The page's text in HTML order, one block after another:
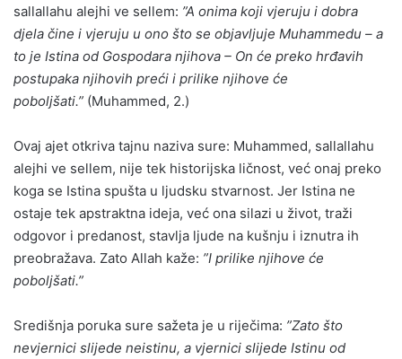
sallallahu alejhi ve sellem: ”A onima koji vjeruju i dobra
djela čine i vjeruju u ono što se objavljuje Muhammedu – a
to je Istina od Gospodara njihova – On će preko hrđavih
postupaka njihovih preći i prilike njihove će
poboljšati.” (Muhammed, 2.)
Ovaj ajet otkriva tajnu naziva sure: Muhammed, sallallahu
alejhi ve sellem, nije tek historijska ličnost, već onaj preko
koga se Istina spušta u ljudsku stvarnost. Jer Istina ne
ostaje tek apstraktna ideja, već ona silazi u život, traži
odgovor i predanost, stavlja ljude na kušnju i iznutra ih
preobražava. Zato Allah kaže: ”I prilike njihove će
poboljšati.”
Središnja poruka sure sažeta je u riječima: ”Zato što
nevjernici slijede neistinu, a vjernici slijede Istinu od